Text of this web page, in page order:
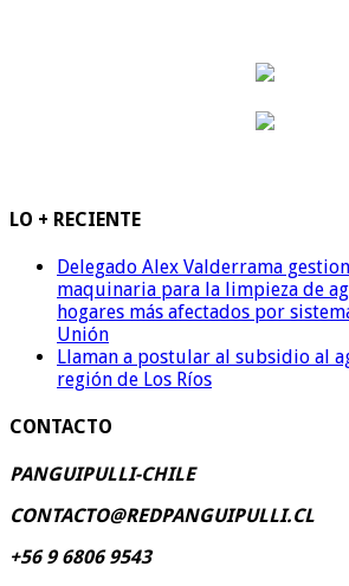
LO + RECIENTE
Delegado Alex Valderrama
maquinaria para la limpieza de
hogares más afectados por
Unión
Llaman a postular al subsidio al
región de Los Ríos
CONTACTO
PANGUIPULLI-CHILE
CONTACTO@REDPANGUIPULLI.CL
+56 9 6806 9543